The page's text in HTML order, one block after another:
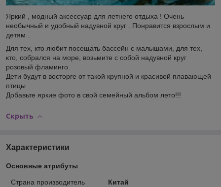
Яркий , модный аксессуар для летнего отдыха ! Очень
необычный и удобный надувной круг . Понравится взрослым и
детям .
Для тех, кто любит посещать бассейн с малышами, для тех,
кто, собрался на море, возьмите с собой надувной круг
розовый фламинго.
Дети будут в восторге от такой крупной и красивой плавающей
птицы
Добавьте яркие фото в свой семейный альбом лето!!!
Скрыть
Характеристики
Основные атрибуты
Страна производитель
Китай